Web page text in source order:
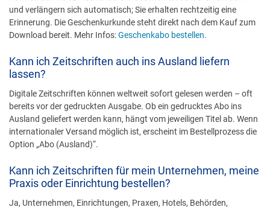
und verlängern sich automatisch; Sie erhalten rechtzeitig eine
Erinnerung. Die Geschenkurkunde steht direkt nach dem Kauf zum
Download bereit. Mehr Infos:Geschenkabo bestellen.
Kann ich Zeitschriften auch ins Ausland liefern
lassen?
Digitale Zeitschriften können weltweit sofort gelesen werden – oft
bereits vor der gedruckten Ausgabe. Ob ein gedrucktes Abo ins
Ausland geliefert werden kann, hängt vom jeweiligen Titel ab. Wenn
internationaler Versand möglich ist, erscheint im Bestellprozess die
Option „Abo (Ausland)“.
Kann ich Zeitschriften für mein Unternehmen, meine
Praxis oder Einrichtung bestellen?
Ja, Unternehmen, Einrichtungen, Praxen, Hotels, Behörden,